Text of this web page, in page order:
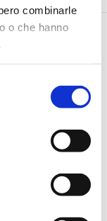
combinarle
o che hanno